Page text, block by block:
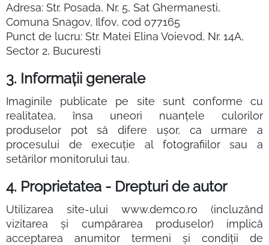
Adresa: Str. Posada, Nr. 5, Sat Ghermanesti,
Comuna Snagov, Ilfov, cod 077165
Punct de lucru: Str. Matei Elina Voievod, Nr. 14A,
Sector 2, Bucuresti
3. Informații generale
Imaginile publicate pe site sunt conforme cu
realitatea, însa uneori nuanțele culorilor
produselor pot să difere ușor, ca urmare a
procesului de execuție al fotografiilor sau a
setărilor monitorului tau.
4. Proprietatea - Drepturi de autor
Utilizarea site-ului www.demco.ro (incluzând
vizitarea și cumpărarea produselor) implică
acceptarea anumitor termeni și condiții de